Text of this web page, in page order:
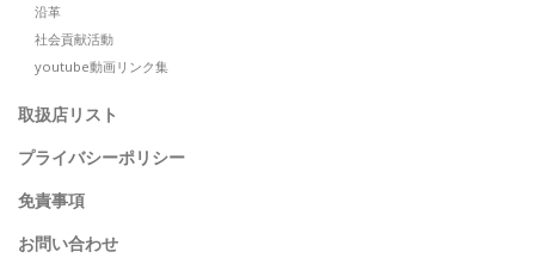
沿革
社会貢献活動
youtube動画リンク集
取扱店リスト
プライバシーポリシー
免責事項
お問い合わせ